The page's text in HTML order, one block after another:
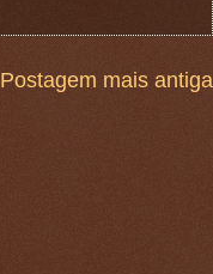
Postagem mais antiga